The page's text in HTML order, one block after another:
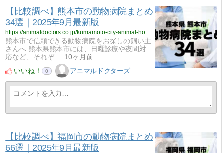
【比較調べ】熊本市の動物病院まとめ
34選｜2025年9月最新版
熊本市で信頼できる動物病院をお探しの飼い主
さんへ 熊本県熊本市には、日曜診療や夜間対
応など、それぞ…
10ヶ月前
いいね！
0 アニマルドクターズ
【比較調べ】福岡市の動物病院まとめ
66選｜2025年9月最新版